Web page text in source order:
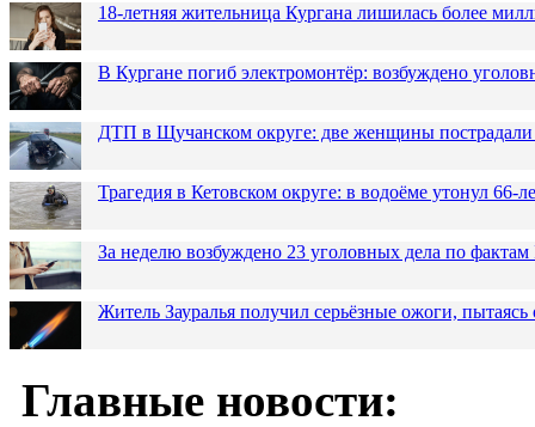
18-летняя жительница Кургана лишилась более
В Кургане погиб электромонтёр: возбуждено
ДТП в Щучанском округе: две женщины пострадали
Трагедия в Кетовском округе: в водоёме утонул 66-
За неделю возбуждено 23 уголовных дела по
Житель Зауралья получил серьёзные ожоги, пытаясь
Главные новости: